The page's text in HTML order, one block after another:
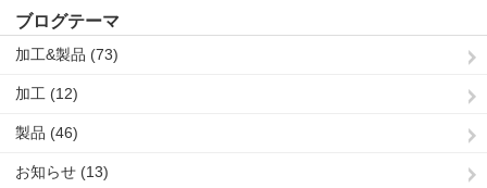
ブログテーマ
加工&製品 (73)
加工 (12)
製品 (46)
お知らせ (13)